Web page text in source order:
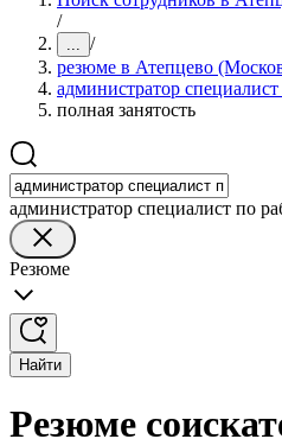
/
... /
резюме в Атепцево
администратор
полная занятость
администратор специалист по
Резюме
Найти
Резюме